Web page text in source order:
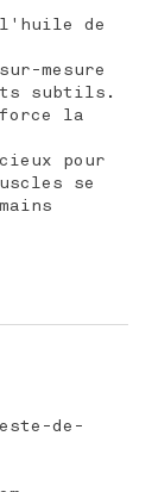
l'huile de
mesure
subtils.
la
pour
se
de-